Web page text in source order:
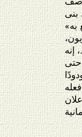
بنى
به»
إنه
حتى